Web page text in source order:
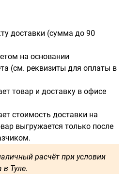
доставки (сумма до 90
на основании
(см. реквизиты для оплаты в
товар и доставку в офисе
стоимость доставки на
выгружается только после
расчёт при условии
в Туле.
1800 2000
3000 3250